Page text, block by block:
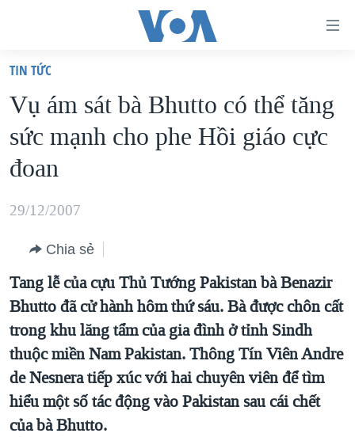
truy
cập
Tới
nội
chính
hướng
chính
Đi
tới
"Tìm"
VIỆT NAM
HOA KỲ
BIỂN ĐÔNG
THẾ GIỚI
DIỄN ĐÀN
MỤC
TỰ DO BÁO CHÍ
VẠCH TRẦN TIN GIẢ
NGƯỜI VIỆT HẢI NGOẠI
ĐỜI SỐNG
KINH TẾ
CHUYÊN ĐỀ
CHIẾN TRANH THƯƠNG MẠI CỦA MỸ: QUÁ KHỨ VÀ HIỆN
TẠI
HÀNH TRÌNH BẦU CỬ 2024
MỘT NĂM CHIẾN TRANH TẠI DẢI GAZA
HỌC TIẾNG ANH
VIDEO
NGHE
TIN TỨC
Vụ ám sát bà Bhutto có thể tăng
sức mạnh cho phe Hồi giáo cực
đoan
29/12/2007
Chia sẻ
Tang lễ của cựu Thủ Tướng Pakistan bà Benazir
Bhutto đã cử hành hôm thứ sáu. Bà được chôn cất
trong khu lăng tẩm của gia đình ở tỉnh Sindh
thuộc miền Nam Pakistan. Thông Tín Viên Andre
de Nesnera tiếp xúc với hai chuyên viên để tìm
hiểu một số tác động vào Pakistan sau cái chết
của bà Bhutto.